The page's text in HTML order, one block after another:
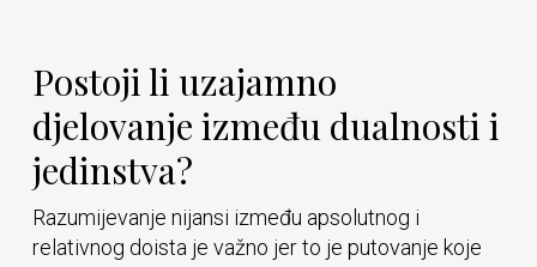
Postoji li uzajamno
djelovanje između dualnosti i
jedinstva?
Razumijevanje nijansi između apsolutnog i
relativnog doista je važno jer to je putovanje koje